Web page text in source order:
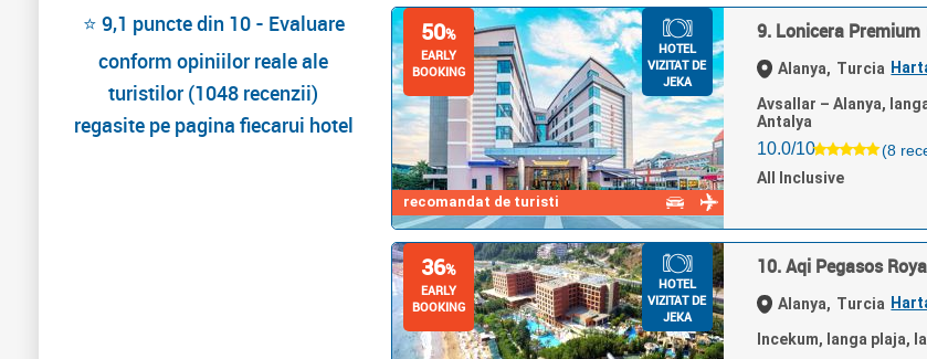
recomandat de turisti
50%
EARLY
BOOKING
HOTEL
VIZITAT DE
JEKA
9. Lonicera Premium
Alanya, Turcia
Avsallar – Alanya,
Antalya
10.0/10
(8
All Inclusive
36%
EARLY
BOOKING
HOTEL
VIZITAT DE
JEKA
10. Aqi Pegasos
Alanya, Turcia
Incekum, langa plaja,
⭐ 9,1 puncte din 10 - Evaluare
conform opiniilor reale ale
turistilor (1048 recenzii)
regasite pe pagina fiecarui hotel